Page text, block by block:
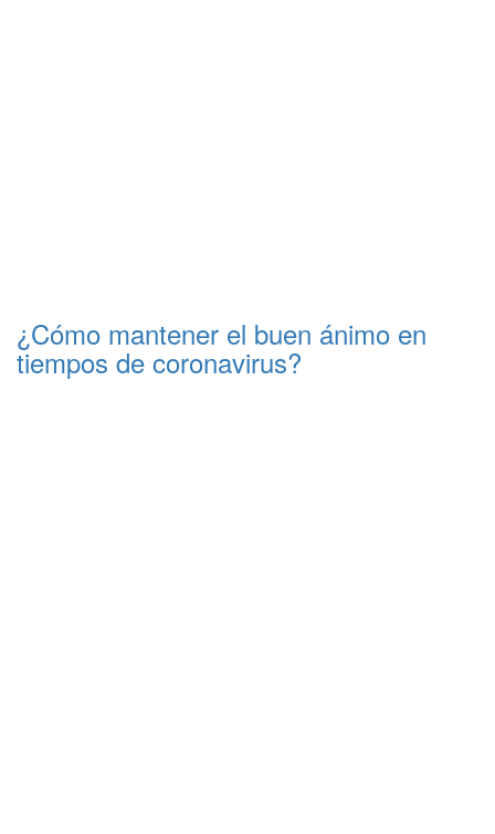
¿Cómo mantener el buen ánimo en
tiempos de coronavirus?